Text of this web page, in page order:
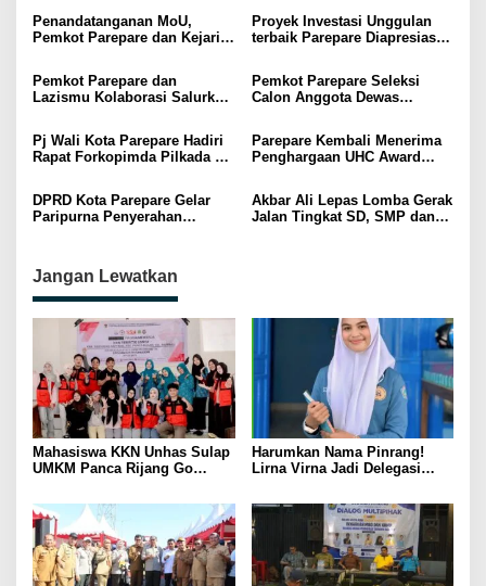
Penandatanganan MoU,
Pemkot Parepare dan Kejari
Proyek Investasi Unggulan
terbaik Parepare Diapresiasi
Pemkot Parepare dan
Lazismu Kolaborasi Salurkan
Pemkot Parepare Seleksi
Calon Anggota Dewas
Pj Wali Kota Parepare Hadiri
Rapat Forkopimda Pilkada di
Parepare Kembali Menerima
Penghargaan UHC Award
DPRD Kota Parepare Gelar
Paripurna Penyerahan
Akbar Ali Lepas Lomba Gerak
Jalan Tingkat SD, SMP dan
Jangan Lewatkan
Mahasiswa KKN Unhas Sulap
UMKM Panca Rijang Go
Antusias Ikuti Pelatihan
Harumkan Nama Pinrang!
Lirna Virna Jadi Delegasi
Indonesia 2026